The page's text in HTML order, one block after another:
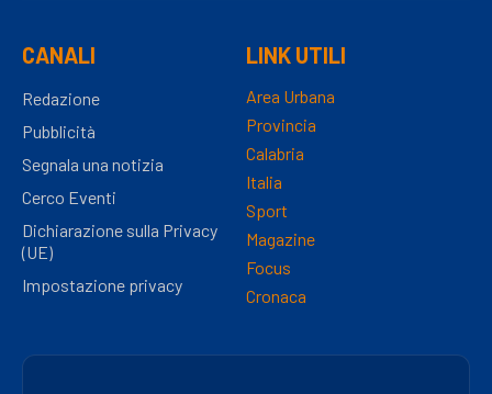
CANALI
Redazione
Pubblicità
Segnala una notizia
Cerco Eventi
Dichiarazione sulla Privacy
(UE)
Impostazione privacy
LINK UTILI
Area Urbana
Provincia
Calabria
Italia
Sport
Magazine
Focus
Cronaca